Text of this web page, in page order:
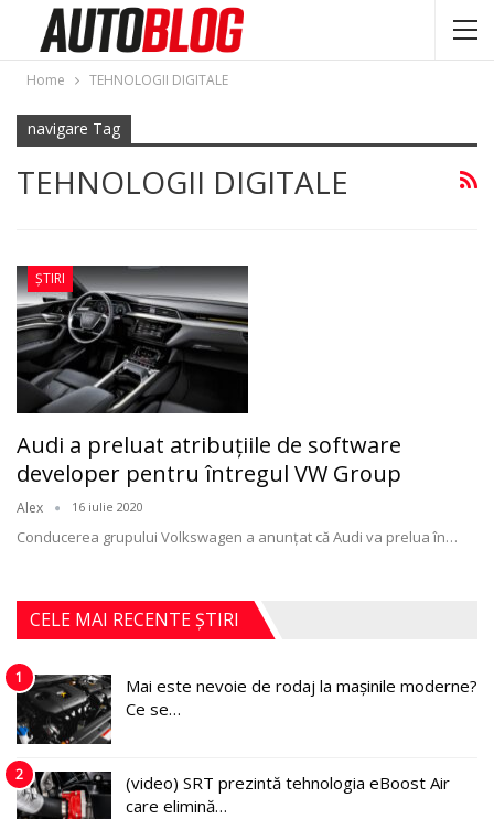
Home TEHNOLOGII DIGITALE
navigare Tag
TEHNOLOGII DIGITALE
ȘTIRI
Audi a preluat atribuțiile de software
developer pentru întregul VW Group
Alex 16 iulie 2020
Conducerea grupului Volkswagen a anunțat că Audi va prelua în…
CELE MAI RECENTE ȘTIRI
1
Mai este nevoie de rodaj la mașinile moderne?
Ce se…
2
(video) SRT prezintă tehnologia eBoost Air
care elimină…